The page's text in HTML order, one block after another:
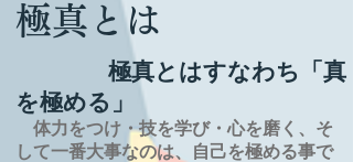
極真とは
極真とはすなわち「真
を極める」
体力をつけ・技を学び・心を磨く、そ
して一番大事なのは、自己を極める事で